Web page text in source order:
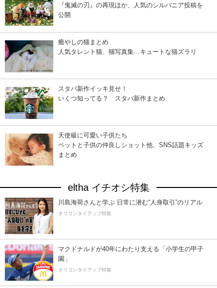
『鬼滅の刃』の再現ほか、人気のシルバニア投稿を
公開
癒やしの猫まとめ
人気タレント猫、猫写真集…キュートな猫ズラリ
スタバ新作イッキ見せ！
いくつ知ってる？ スタバ新作まとめ
天使級に可愛い子供たち
ペットと子供の仲良しショット他、SNS話題キッズ
まとめ
eltha イチオシ特集
川島海荷さんと学ぶ 日常に潜む“人身取引”のリアル
オリコンタイアップ特集
マクドナルドが40年にわたり支える「小学生の甲子
園」
オリコンタイアップ特集